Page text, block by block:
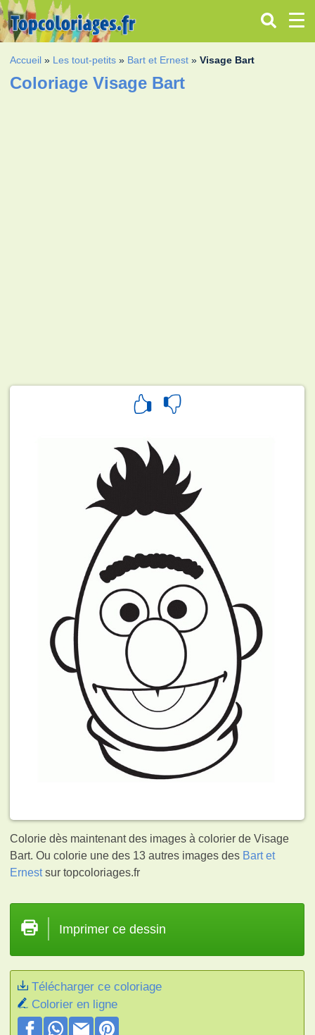
Accueil » Les tout-petits » Bart et Ernest »Visage Bart
Coloriage Visage Bart
Colorie dès maintenant des images à colorier de Visage
Bart. Ou colorie une des 13 autres images des Bart et
Ernestsur topcoloriages.fr
Imprimer ce dessin
Télécharger ce coloriage
Colorier en ligne